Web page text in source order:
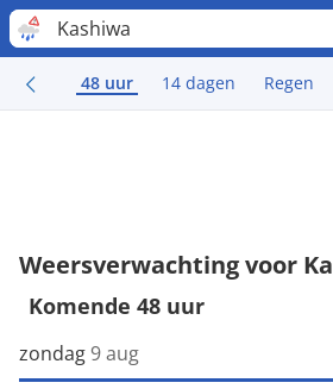
Kashiwa
48 uur 14 dagen Regen
Weersverwachting voor
Komende 48 uur
zondag9 aug